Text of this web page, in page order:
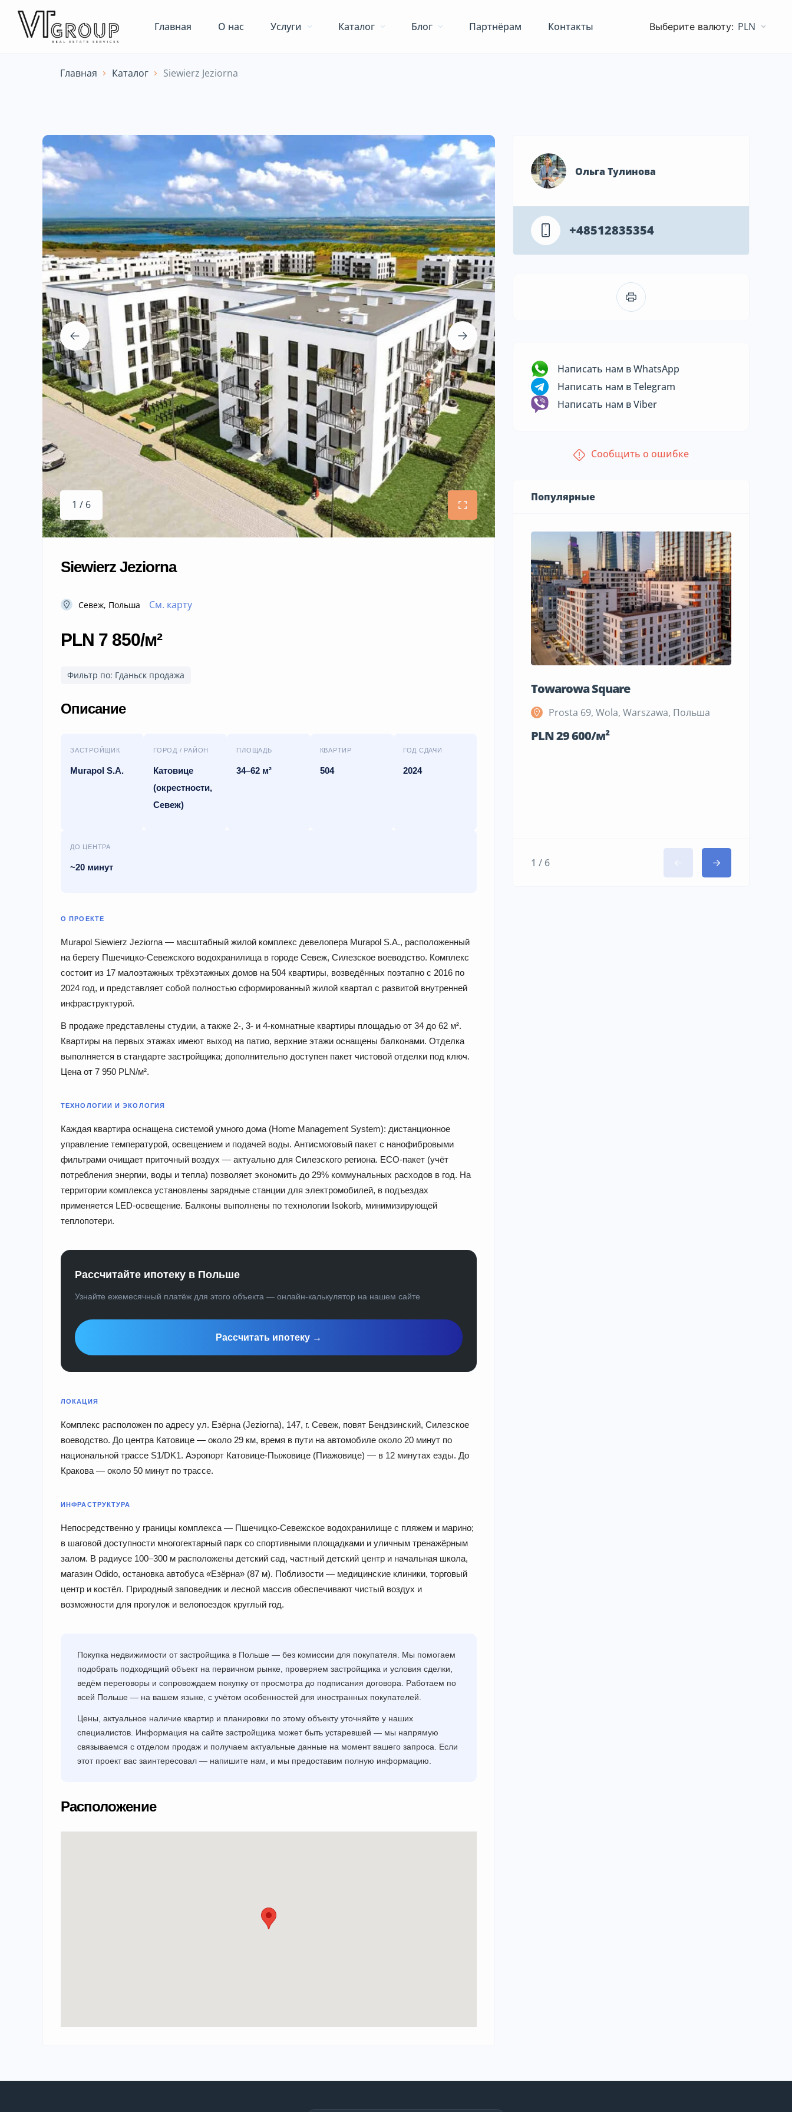
Главная О нас Услуги Каталог Блог Партнёрам Контакты PLN
Главная Каталог Siewierz Jeziorna
1 / 6
Siewierz Jeziorna
Севеж, Польша См. карту
PLN 7 850/м²
Фильтр по: Гданьск продажа
Описание
ЗАСТРОЙЩИК
Murapol S.A.
ГОРОД / РАЙОН
Катовице
(окрестности,
Севеж)
ПЛОЩАДЬ
34–62 м²
КВАРТИР
504
ГОД СДАЧИ
2024
ДО ЦЕНТРА
~20 минут
О ПРОЕКТЕ
Murapol Siewierz Jeziorna — масштабный жилой комплекс девелопера Murapol S.A., расположенный
на берегу Пшечицко-Севежского водохранилища в городе Севеж, Силезское воеводство. Комплекс
состоит из 17 малоэтажных трёхэтажных домов на 504 квартиры, возведённых поэтапно с 2016 по
2024 год, и представляет собой полностью сформированный жилой квартал с развитой внутренней
инфраструктурой.
В продаже представлены студии, а также 2-, 3- и 4-комнатные квартиры площадью от 34 до 62 м².
Квартиры на первых этажах имеют выход на патио, верхние этажи оснащены балконами. Отделка
выполняется в стандарте застройщика; дополнительно доступен пакет чистовой отделки под ключ.
Цена от 7 950 PLN/м².
ТЕХНОЛОГИИ И ЭКОЛОГИЯ
Каждая квартира оснащена системой умного дома (Home Management System): дистанционное
управление температурой, освещением и подачей воды. Антисмоговый пакет с нанофибровыми
фильтрами очищает приточный воздух — актуально для Силезского региона. ECO-пакет (учёт
потребления энергии, воды и тепла) позволяет экономить до 29% коммунальных расходов в год. На
территории комплекса установлены зарядные станции для электромобилей, в подъездах
применяется LED-освещение. Балконы выполнены по технологии Isokorb, минимизирующей
теплопотери.
Рассчитайте ипотеку в Польше
Узнайте ежемесячный платёж для этого объекта — онлайн-калькулятор на нашем сайте
Рассчитать ипотеку →
ЛОКАЦИЯ
Комплекс расположен по адресу ул. Езёрна (Jeziorna), 147, г. Севеж, повят Бендзинский, Силезское
воеводство. До центра Катовице — около 29 км, время в пути на автомобиле около 20 минут по
национальной трассе S1/DK1. Аэропорт Катовице-Пыжовице (Пиажовице) — в 12 минутах езды. До
Кракова — около 50 минут по трассе.
ИНФРАСТРУКТУРА
Непосредственно у границы комплекса — Пшечицко-Севежское водохранилище с пляжем и марино;
в шаговой доступности многогектарный парк со спортивными площадками и уличным тренажёрным
залом. В радиусе 100–300 м расположены детский сад, частный детский центр и начальная школа,
магазин Odido, остановка автобуса «Езёрна» (87 м). Поблизости — медицинские клиники, торговый
центр и костёл. Природный заповедник и лесной массив обеспечивают чистый воздух и
возможности для прогулок и велопоездок круглый год.
Покупка недвижимости от застройщика в Польше — без комиссии для покупателя. Мы помогаем
подобрать подходящий объект на первичном рынке, проверяем застройщика и условия сделки,
ведём переговоры и сопровождаем покупку от просмотра до подписания договора. Работаем по
всей Польше — на вашем языке, с учётом особенностей для иностранных покупателей.
Цены, актуальное наличие квартир и планировки по этому объекту уточняйте у наших
специалистов. Информация на сайте застройщика может быть устаревшей — мы напрямую
связываемся с отделом продаж и получаем актуальные данные на момент вашего запроса. Если
этот проект вас заинтересовал — напишите нам, и мы предоставим полную информацию.
Расположение
Ольга Тулинова
+48512835354
Написать нам в WhatsApp
Написать нам в Telegram
Написать нам в Viber
Сообщить о ошибке
Популярные
Towarowa Square
Prosta 69, Wola, Warszawa, Польша
PLN 29 600/м²
1 / 6